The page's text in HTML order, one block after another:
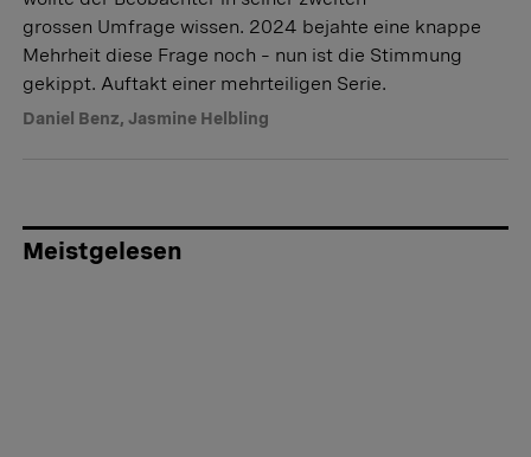
grossen Umfrage wissen. 2024 bejahte eine knappe
Mehrheit diese Frage noch – nun ist die Stimmung
gekippt. Auftakt einer mehrteiligen Serie.
Daniel Benz, Jasmine Helbling
Meistgelesen